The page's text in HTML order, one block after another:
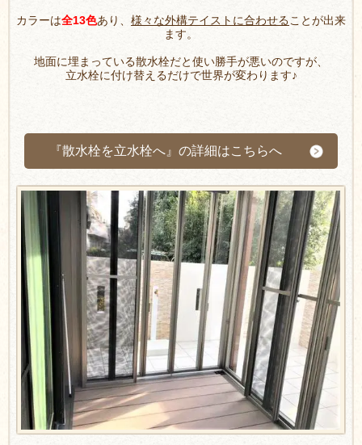
カラーは全13色あり、 様々な外構テイストに合わせることが出来
ます。
地面に埋まっている散水栓だと使い勝手が悪いのですが、
立水栓に付け替えるだけで世界が変わります♪
『散水栓を立水栓へ』の詳細はこちらへ